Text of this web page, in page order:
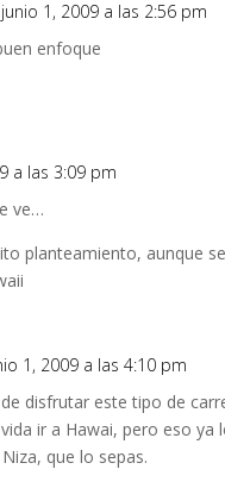
1, 2009 a las 2:56 pm
enfoque
a las 3:09 pm
ve…
planteamiento, aunque
1, 2009 a las 4:10 pm
disfrutar este tipo de
ir a Hawai, pero eso
que lo sepas.